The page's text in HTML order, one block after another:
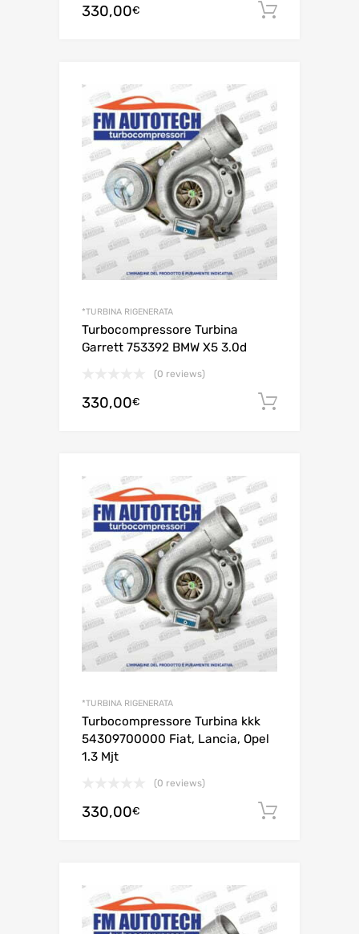
330,00€
*TURBINA RIGENERATA
Turbocompressore Turbina
Garrett 753392 BMW X5 3.0d
(0 reviews)
330,00€
*TURBINA RIGENERATA
Turbocompressore Turbina kkk
54309700000 Fiat, Lancia, Opel
1.3 Mjt
(0 reviews)
330,00€